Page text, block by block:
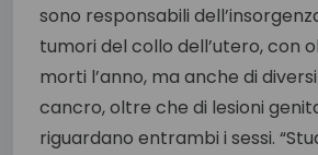
sono responsabili
tumori del collo dell’utero, con
morti l’anno, ma anche di
cancro, oltre che di lesioni
riguardano entrambi i sessi.